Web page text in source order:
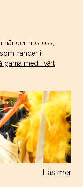
händer hos oss,
händer i
gärna med i vårt
Läs mer